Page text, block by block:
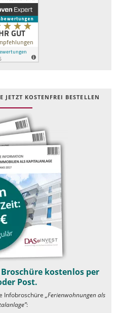
JETZT KOSTEN­FREI BESTELLEN
kostenlos per
Post.
Infobroschüre „Ferienwohnungen als
: